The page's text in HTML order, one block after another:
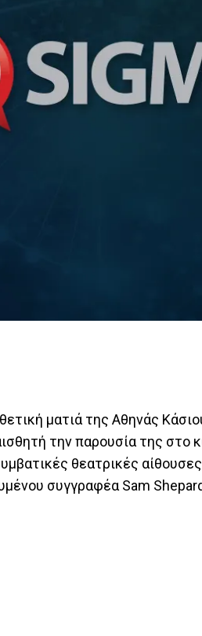
ματιά της Αθηνάς
την παρουσία της
θεατρικές
συγγραφέα Sam